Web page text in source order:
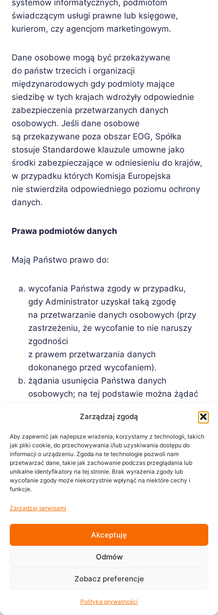
Zarządzaj zgodą
Aby zapewnić jak najlepsze wrażenia, korzystamy z technologii, takich
jak pliki cookie, do przechowywania i/lub uzyskiwania dostępu do
informacji o urządzeniu. Zgoda na te technologie pozwoli nam
przetwarzać dane, takie jak zachowanie podczas przeglądania lub
unikalne identyfikatory na tej stronie. Brak wyrażenia zgody lub
wycofanie zgody może niekorzystnie wpłynąć na niektóre cechy i
funkcje.
Zarządzaj serwisami
Akceptuję
Odmów
Zobacz preferencje
Polityka prywatności
systemów informatycznych, podmiotom
świadczącym usługi prawne lub księgowe,
kurierom, czy agencjom marketingowym.
Dane osobowe mogą być przekazywane
do państw trzecich i organizacji
międzynarodowych gdy podmioty mające
siedzibę w tych krajach wdrożyły odpowiednie
zabezpieczenia przetwarzanych danych
osobowych. Jeśli dane osobowe
są przekazywane poza obszar EOG, Spółka
stosuje Standardowe klauzule umowne jako
środki zabezpieczające w odniesieniu do krajów,
w przypadku których Komisja Europejska
nie stwierdziła odpowiedniego poziomu ochrony
danych.
Prawa podmiotów danych
Mają Państwo prawo do:
wycofania Państwa zgody w przypadku,
gdy Administrator uzyskał taką zgodę
na przetwarzanie danych osobowych (przy
zastrzeżeniu, że wycofanie to nie naruszy
zgodności
z prawem przetwarzania danych
dokonanego przed wycofaniem).
żądania usunięcia Państwa danych
osobowych; na tej podstawie można żądać
nie jest już niezbędne do realizowania
żadnego z celów, dla których zostały
zebrane.
żądania ograniczenia przetwarzania Państwa
danych osobowych – w razie zgłoszenia
takiego żądania Administrator zaprzestaje
– z wyjątkiem operacji, na które wyraził
zgodę podmiot danych – oraz ich
przechowywania, zgodnie
z przyjętymi zasadami retencji lub dopóki
przetwarzania danych.
w każdym momencie sprzeciwić się –